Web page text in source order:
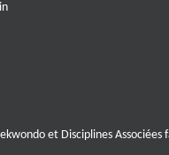
et Disciplines Associées